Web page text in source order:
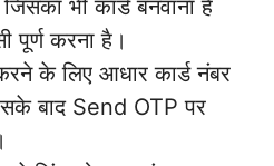
भी कार्ड बनवाना है
पूर्ण करना है।
के लिए आधार कार्ड नंबर
बाद Send OTP पर